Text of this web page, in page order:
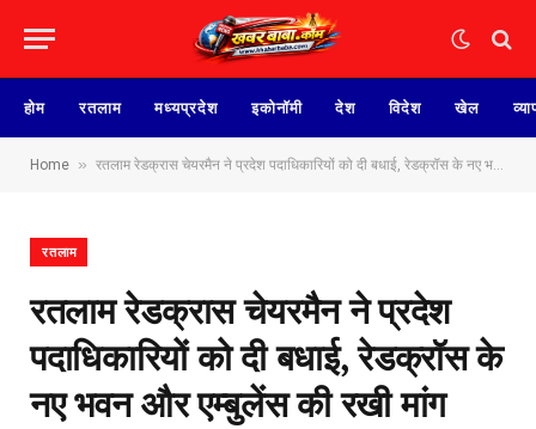
होम रतलाम मध्यप्रदेश इकोनॉमी देश विदेश खेल
Home » रतलाम रेडक्रास चेयरमैन ने प्रदेश पदाधिकारियों को दी बधाई, रेडक्रॉस के नए भवन और एम्बुलेंस की रखी मांग
रतलाम
रतलाम रेडक्रास चेयरमैन ने प्रदेश
पदाधिकारियों को दी बधाई, रेडक्रॉस के
नए भवन और एम्बुलेंस की रखी मांग